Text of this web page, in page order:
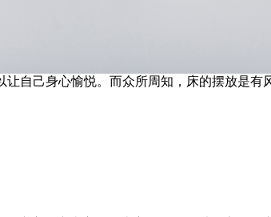
自己身心愉悦。而众所周知，床的摆放是